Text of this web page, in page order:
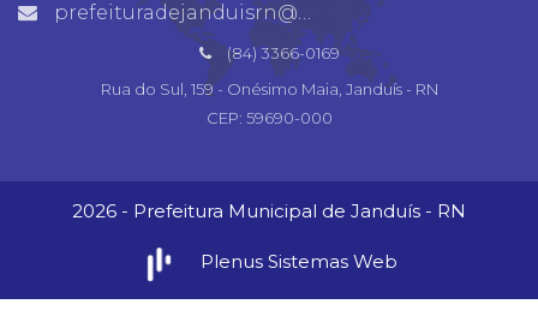
prefeituradejanduisrn@gmail.com
(84) 3366-0169
Rua do Sul, 159 - Onésimo Maia, Janduís - RN
CEP: 59690-000
2026 - Prefeitura Municipal de Janduís - RN
Plenus Sistemas Web